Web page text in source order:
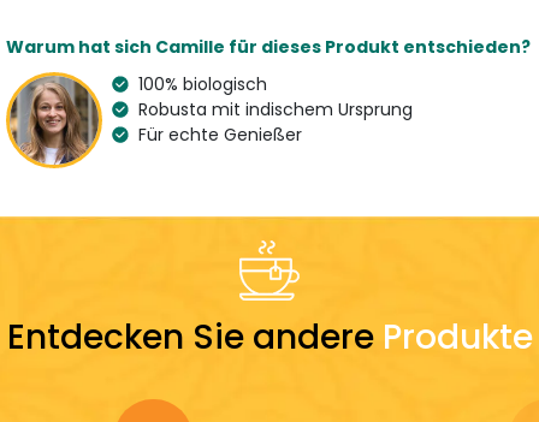
vollmundig, kräftig und aromatisch und eignet sich
hervorragend als Begleiter eines hochwertigen
Frühstücks.
Merkmale
LEICHT AUSGEGLICHEN STARK SAUER AUSGEGLICHEN BITTER
Ein Kaffee stark und ausgeglichen
Warum hat sich Camille für dieses Produkt entschieden?
100% biologisch
Robusta mit indischem Ursprung
Für echte Genießer
Entdecken Sie andere Produkte